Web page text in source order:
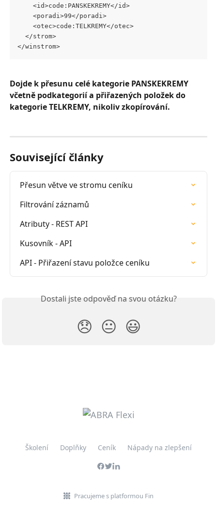
    <id>code:PANSKEKREMY</id>
    <poradi>99</poradi>
    <otec>code:TELKREMY</otec>
  </strom>
</winstrom>
Dojde k přesunu celé kategorie PANSKEKREMY
včetně podkategorií a přiřazených položek do
kategorie TELKREMY, nikoliv zkopírování.
Související články
Přesun větve ve stromu ceníku
Filtrování záznamů
Atributy - REST API
Kusovník - API
API - Přiřazení stavu položce ceníku
Dostali jste odpověď na svou otázku?
😞 😐 😃
Školení Doplňky Ceník Nápady na zlepšení
Pracujeme s platformou Fin